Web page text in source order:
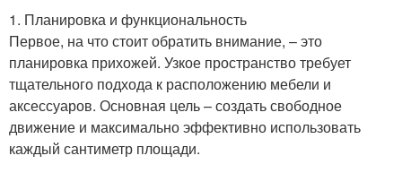
1. Планировка и функциональность
Первое, на что стоит обратить внимание, – это
планировка прихожей. Узкое пространство требует
тщательного подхода к расположению мебели и
аксессуаров. Основная цель – создать свободное
движение и максимально эффективно использовать
каждый сантиметр площади.